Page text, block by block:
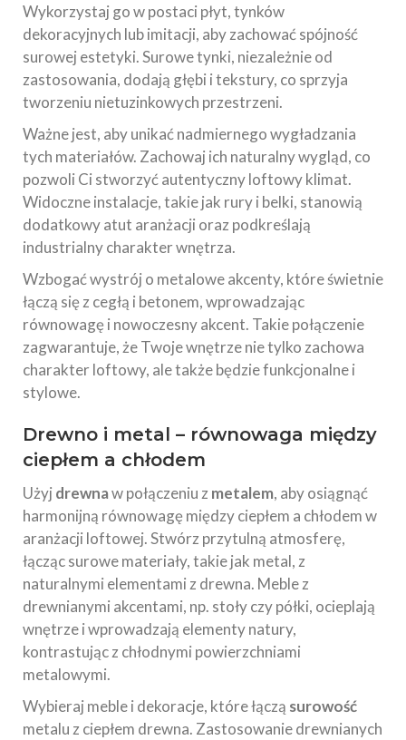
Wykorzystaj go w postaci płyt, tynków
dekoracyjnych lub imitacji, aby zachować spójność
surowej estetyki. Surowe tynki, niezależnie od
zastosowania, dodają głębi i tekstury, co sprzyja
tworzeniu nietuzinkowych przestrzeni.
Ważne jest, aby unikać nadmiernego wygładzania
tych materiałów. Zachowaj ich naturalny wygląd, co
pozwoli Ci stworzyć autentyczny loftowy klimat.
Widoczne instalacje, takie jak rury i belki, stanowią
dodatkowy atut aranżacji oraz podkreślają
industrialny charakter wnętrza.
Wzbogać wystrój o metalowe akcenty, które świetnie
łączą się z cegłą i betonem, wprowadzając
równowagę i nowoczesny akcent. Takie połączenie
zagwarantuje, że Twoje wnętrze nie tylko zachowa
charakter loftowy, ale także będzie funkcjonalne i
stylowe.
Drewno i metal – równowaga między
ciepłem a chłodem
Użyj drewnaw połączeniu z metalem, aby osiągnąć
harmonijną równowagę między ciepłem a chłodem w
aranżacji loftowej. Stwórz przytulną atmosferę,
łącząc surowe materiały, takie jak metal, z
naturalnymi elementami z drewna. Meble z
drewnianymi akcentami, np. stoły czy półki, ocieplają
wnętrze i wprowadzają elementy natury,
kontrastując z chłodnymi powierzchniami
metalowymi.
Wybieraj meble i dekoracje, które łączą surowość
metalu z ciepłem drewna. Zastosowanie drewnianych